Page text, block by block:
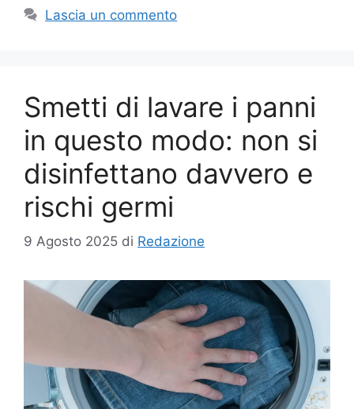
Lascia un commento
Smetti di lavare i panni
in questo modo: non si
disinfettano davvero e
rischi germi
9 Agosto 2025 di Redazione